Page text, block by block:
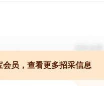
会员，查看更多招采信息